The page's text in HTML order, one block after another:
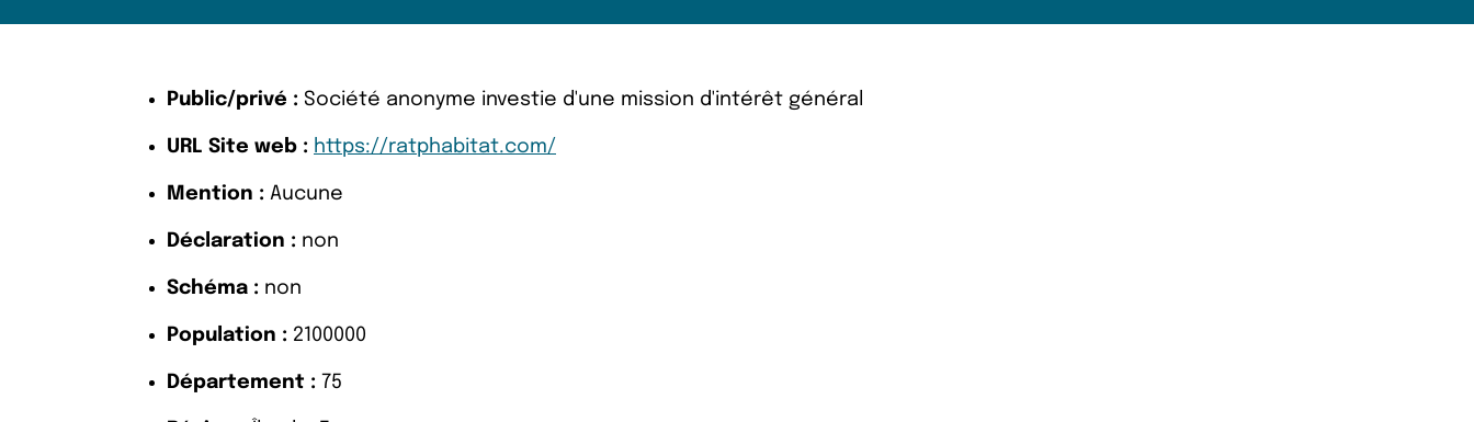
Public/privé : Société anonyme investie d'une mission d'intérêt général
URL Site web : https://ratphabitat.com/
Mention : Aucune
Déclaration : non
Schéma : non
Population : 2100000
Département : 75